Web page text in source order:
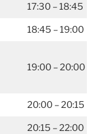
17:30 – 18:45
18:45 – 19:00
19:00 – 20:00
20:00 – 20:15
20:15 – 22:00